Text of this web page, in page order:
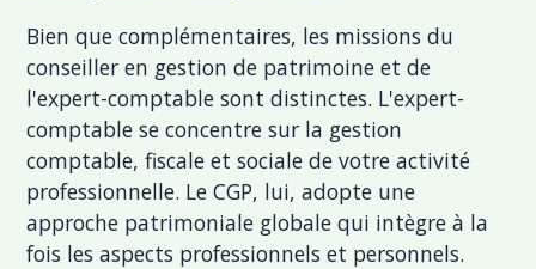
Bien que complémentaires, les missions du
conseiller en gestion de patrimoine et de
l'expert-comptable sont distinctes. L'expert-
comptable se concentre sur la gestion
comptable, fiscale et sociale de votre activité
professionnelle. Le CGP, lui, adopte une
approche patrimoniale globale qui intègre à la
fois les aspects professionnels et personnels.